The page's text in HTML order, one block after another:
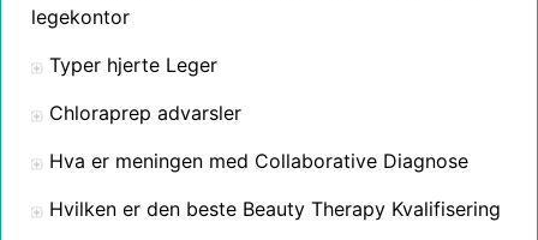
legekontor
Typer hjerte Leger
Chloraprep advarsler
Hva er meningen med Collaborative Diagnose
Hvilken er den beste Beauty Therapy Kvalifisering